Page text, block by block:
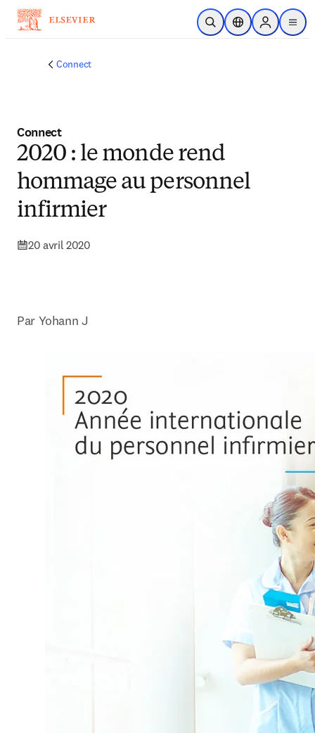
Passer au contenu principal
Ouvrir la recherche
Sélecteur de
Sign in to
menu
Connect
Connect
2020 : le monde rend
hommage au personnel
infirmier
20 avril 2020
Par Yohann J